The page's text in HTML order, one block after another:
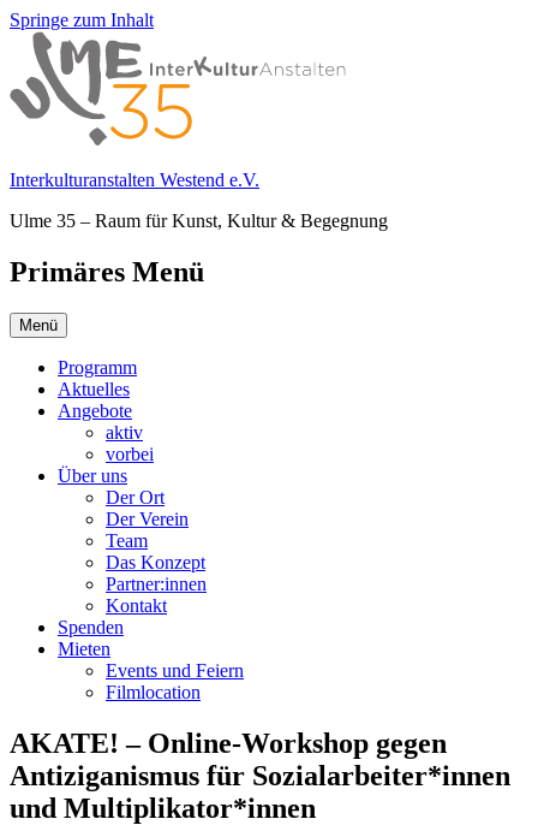
Springe zum Inhalt
Interkulturanstalten Westend e.V.
Ulme 35 – Raum für Kunst, Kultur & Begegnung
Primäres Menü
Menü
Programm
Aktuelles
Angebote
aktiv
vorbei
Über uns
Der Ort
Der Verein
Team
Das Konzept
Partner:innen
Kontakt
Spenden
Mieten
Events und Feiern
Filmlocation
AKATE! – Online-Workshop gegen
Antiziganismus für Sozialarbeiter*innen
und Multiplikator*innen